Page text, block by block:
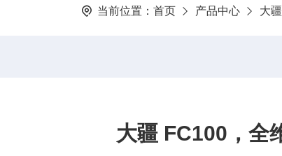
当前位置： 首页 产品中心 大
大疆 FC100，全